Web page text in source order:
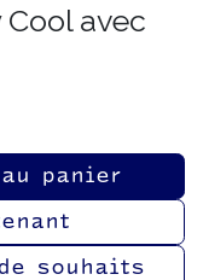
avec
panier
souhaits